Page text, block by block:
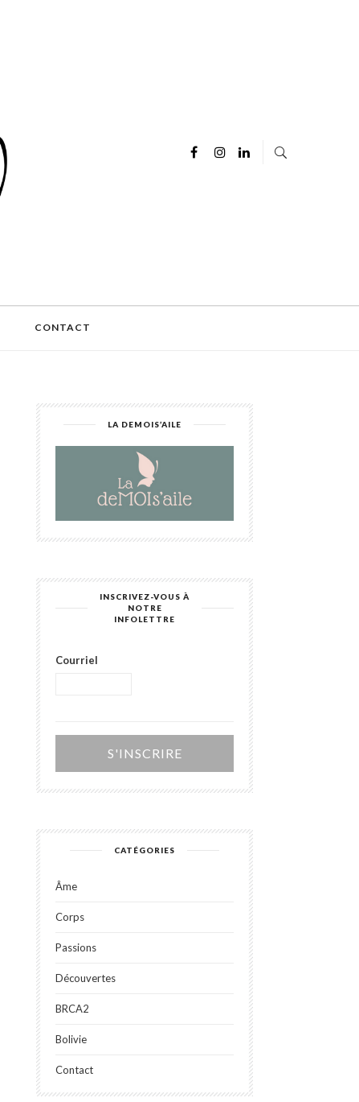
CONTACT
LA DEMOIS’AILE
INSCRIVEZ-VOUS À
NOTRE
INFOLETTRE
Courriel
Alternative:
CATÉGORIES
Âme
Corps
Passions
Découvertes
BRCA2
Bolivie
Contact